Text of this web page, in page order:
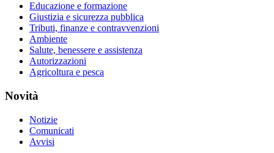
Educazione e formazione
Giustizia e sicurezza pubblica
Tributi, finanze e contravvenzioni
Ambiente
Salute, benessere e assistenza
Autorizzazioni
Agricoltura e pesca
Novità
Notizie
Comunicati
Avvisi